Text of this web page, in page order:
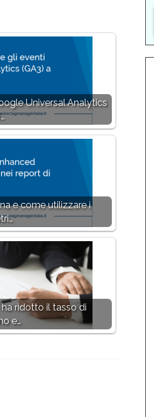
Universal Analytics
e come utilizzare i
ridotto il tasso di
e…